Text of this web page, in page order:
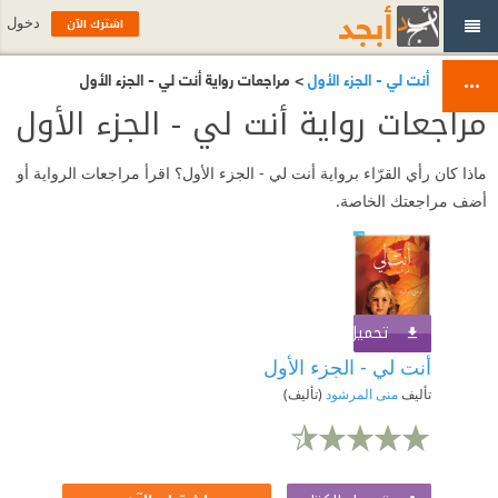
أنت لي - الجزء الأول> مراجعات رواية أنت لي - الجزء الأول
مراجعات رواية أنت لي - الجزء الأول
ماذا كان رأي القرّاء برواية أنت لي - الجزء الأول؟ اقرأ مراجعات الرواية أو
أضف مراجعتك الخاصة.
تحميل الكتاب
أنت لي - الجزء الأول
تأليفمنى المرشود (تأليف)
اشترك الآن دخول